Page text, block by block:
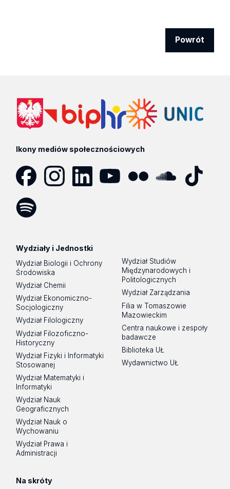
Powrót
Ikony mediów społecznościowych
Wydziały i Jednostki
Wydział Biologii i Ochrony
Środowiska
Wydział Chemii
Wydział Ekonomiczno-
Socjologiczny
Wydział Filologiczny
Wydział Filozoficzno-
Historyczny
Wydział Fizyki i Informatyki
Stosowanej
Wydział Matematyki i
Informatyki
Wydział Nauk
Geograficznych
Wydział Nauk o
Wychowaniu
Wydział Prawa i
Administracji
Wydział Studiów
Międzynarodowych i
Politologicznych
Wydział Zarządzania
Filia w Tomaszowie
Mazowieckim
Centra naukowe i zespoły
badawcze
Biblioteka UŁ
Wydawnictwo UŁ
Na skróty